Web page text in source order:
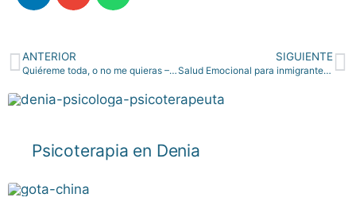
ANTERIOR
Quiéreme toda, o no me quieras – 8 de Marzo
SIGUIENTE
Salud Emocional para inmigrantes, ¿Lujo o Necesidad?
Psicoterapia en Denia